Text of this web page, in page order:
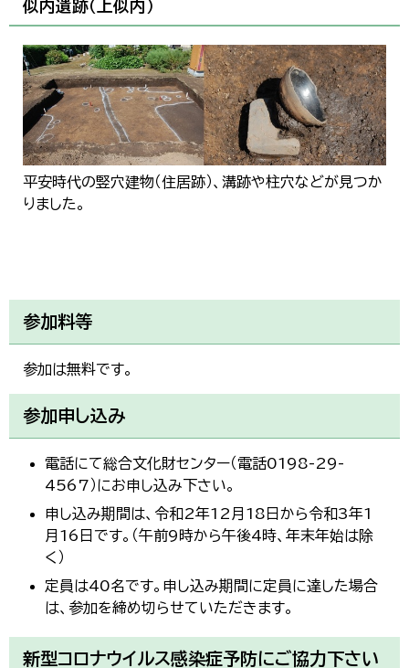
似内遺跡（上似内）
平安時代の竪穴建物（住居跡）、溝跡や柱穴などが見つか
りました。
参加料等
参加は無料です。
参加申し込み
電話にて総合文化財センター（電話0198-29-
4567）にお申し込み下さい。
申し込み期間は、令和2年12月18日から令和3年1
月16日です。（午前9時から午後4時、年末年始は除
く）
定員は40名です。申し込み期間に定員に達した場合
は、参加を締め切らせていただきます。
新型コロナウイルス感染症予防にご協力下さい